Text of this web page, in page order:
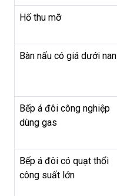
Hố thu mỡ
Bàn nấu có giá dưới nan
Bếp á đôi công nghiệp
dùng gas
Bếp á đôi có quạt thổi
công suất lớn